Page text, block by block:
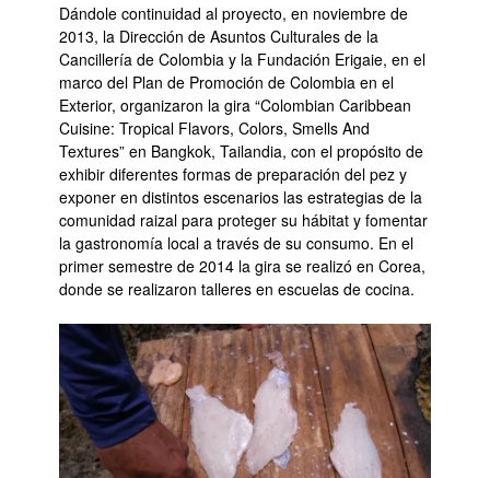
Dándole continuidad al proyecto, en noviembre de
2013, la Dirección de Asuntos Culturales de la
Cancillería de Colombia y la Fundación Erigaie, en el
marco del Plan de Promoción de Colombia en el
Exterior, organizaron la gira “Colombian Caribbean
Cuisine: Tropical Flavors, Colors, Smells And
Textures” en Bangkok, Tailandia, con el propósito de
exhibir diferentes formas de preparación del pez y
exponer en distintos escenarios las estrategias de la
comunidad raizal para proteger su hábitat y fomentar
la gastronomía local a través de su consumo. En el
primer semestre de 2014 la gira se realizó en Corea,
donde se realizaron talleres en escuelas de cocina.